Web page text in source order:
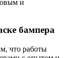
и
бампера
что работы